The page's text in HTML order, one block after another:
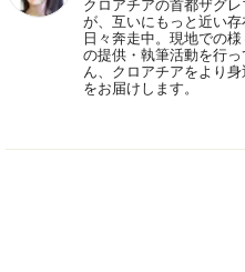
クロアチアの首都ザグ
が、互いにもっと近い
日々奔走中。現地での
の提供・執筆活動を行
ん、クロアチアをより
をお届けします。